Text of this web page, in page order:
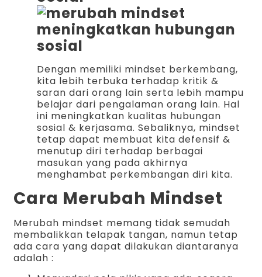
Dengan memiliki mindset berkembang,
kita lebih terbuka terhadap kritik &
saran dari orang lain serta lebih mampu
belajar dari pengalaman orang lain. Hal
ini meningkatkan kualitas hubungan
sosial & kerjasama. Sebaliknya, mindset
tetap dapat membuat kita defensif &
menutup diri terhadap berbagai
masukan yang pada akhirnya
menghambat perkembangan diri kita.
Cara Merubah Mindset
Merubah mindset memang tidak semudah
membalikkan telapak tangan, namun tetap
ada cara yang dapat dilakukan diantaranya
adalah :